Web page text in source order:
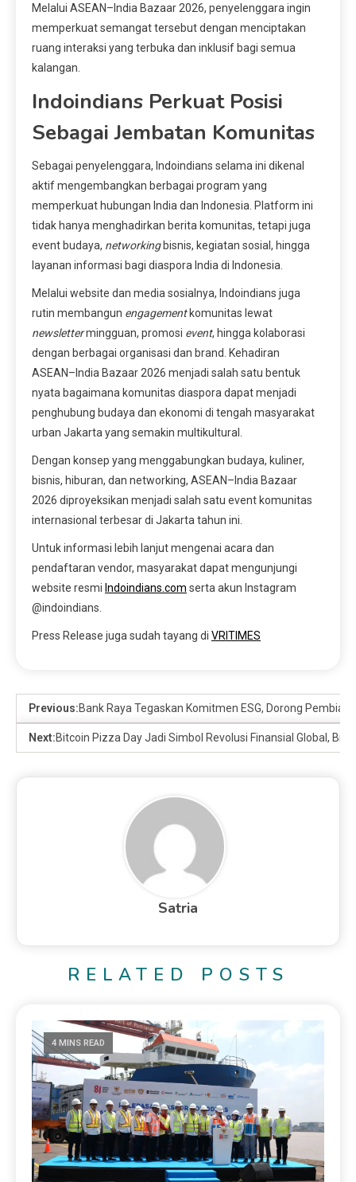
Melalui ASEAN–India Bazaar 2026, penyelenggara ingin
memperkuat semangat tersebut dengan menciptakan
ruang interaksi yang terbuka dan inklusif bagi semua
kalangan.
Indoindians Perkuat Posisi
Sebagai Jembatan Komunitas
Sebagai penyelenggara, Indoindians selama ini dikenal
aktif mengembangkan berbagai program yang
memperkuat hubungan India dan Indonesia. Platform ini
tidak hanya menghadirkan berita komunitas, tetapi juga
event budaya, networking bisnis, kegiatan sosial, hingga
layanan informasi bagi diaspora India di Indonesia.
Melalui website dan media sosialnya, Indoindians juga
rutin membangun engagement komunitas lewat
newslettermingguan, promosi event, hingga kolaborasi
dengan berbagai organisasi dan brand. Kehadiran
ASEAN–India Bazaar 2026 menjadi salah satu bentuk
nyata bagaimana komunitas diaspora dapat menjadi
penghubung budaya dan ekonomi di tengah masyarakat
urban Jakarta yang semakin multikultural.
Dengan konsep yang menggabungkan budaya, kuliner,
bisnis, hiburan, dan networking, ASEAN–India Bazaar
2026 diproyeksikan menjadi salah satu event komunitas
internasional terbesar di Jakarta tahun ini.
Untuk informasi lebih lanjut mengenai acara dan
pendaftaran vendor, masyarakat dapat mengunjungi
website resmi Indoindians.com serta akun Instagram
@indoindians.
Press Release juga sudah tayang di VRITIMES
Previous:Bank Raya Tegaskan Komitmen ESG, Dorong
Next:Bitcoin Pizza Day Jadi Simbol Revolusi Finansial Global,
Satria
RELATED POSTS
4 MINS READ